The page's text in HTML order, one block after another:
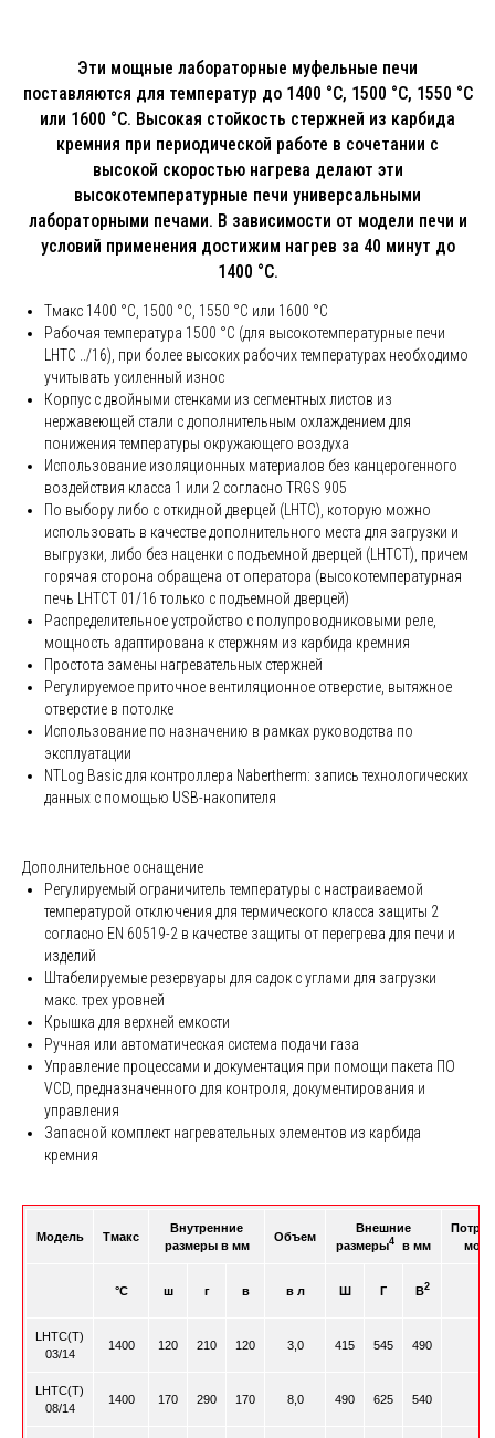
Эти мощные лабораторные муфельные печи
поставляются для температур до 1400 °C, 1500 °C, 1550 °C
или 1600 °C. Высокая стойкость стержней из карбида
кремния при периодической работе в сочетании с
высокой скоростью нагрева делают эти
высокотемпературные печи универсальными
лабораторными печами. В зависимости от модели печи и
условий применения достижим нагрев за 40 минут до
1400 °C.
Tмакс 1400 °C, 1500 °C, 1550 °C или 1600 °C
Рабочая температура 1500 °C (для высокотемпературные печи
LHTC ../16), при более высоких рабочих температурах необходимо
учитывать усиленный износ
Корпус с двойными стенками из сегментных листов из
нержавеющей стали с дополнительным охлаждением для
понижения температуры окружающего воздуха
Использование изоляционных материалов без канцерогенного
воздействия класса 1 или 2 согласно TRGS 905
По выбору либо с откидной дверцей (LHTC), которую можно
использовать в качестве дополнительного места для загрузки и
выгрузки, либо без наценки с подъемной дверцей (LHTCT), причем
горячая сторона обращена от оператора (высокотемпературная
печь LHTCT 01/16 только с подъемной дверцей)
Распределительное устройство с полупроводниковыми реле,
мощность адаптирована к стержням из карбида кремния
Простота замены нагревательных стержней
Регулируемое приточное вентиляционное отверстие, вытяжное
отверстие в потолке
Использование по назначению в рамках руководства по
эксплуатации
NTLog Basic для контроллера Nabertherm: запись технологических
данных с помощью USB-накопителя
Дополнительное оснащение
Регулируемый ограничитель температуры с настраиваемой
температурой отключения для термического класса защиты 2
согласно EN 60519-2 в качестве защиты от перегрева для печи и
изделий
Штабелируемые резервуары для садок с углами для загрузки
макс. трех уровней
Крышка для верхней емкости
Ручная или автоматическая система подачи газа
Управление процессами и документация при помощи пакета ПО
VCD, предназначенного для контроля, документирования и
управления
Запасной комплект нагревательных элементов из карбида
кремния
Модель Tмакс
Внутренние
размеры в мм
Объем
Внешние
размеры4 в мм
°C ш г в в л Ш Г В2
LHTC(T)
03/14
1400 120 210 120 3,0 415 545 490
LHTC(T)
08/14
1400 170 290 170 8,0 490 625 540